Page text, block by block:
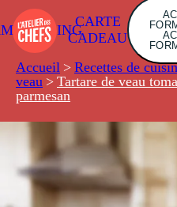
CARTE
CADEAU
Accueil > Recettes de
veau > Tartare de veau
parmesan